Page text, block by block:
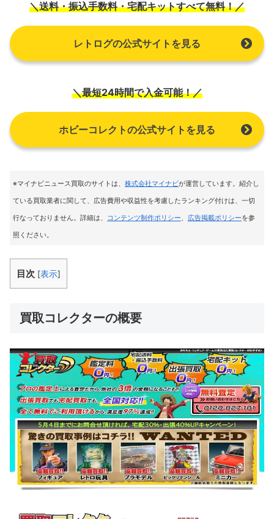
＼送料・振込手数料・宅配キットすべて無料！／
レトログの公式サイトを見る
＼最短24時間で入金可能！／
ホビーコレクトの公式サイトを見る
※マイナビニュース買取のサイトは、 株式会社マイナビが運営しています。紹介し
ている買取業者に関して、広告費用や収益性を考慮したランキング付けは、一切
行なっておりません。詳細は、 コンテンツ制作ポリシー、 広告掲載ポリシーを参
照ください。
目次 [表示]
買取コレクターの概要